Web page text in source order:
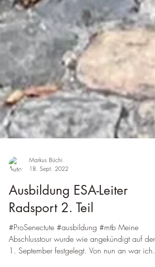
18. Sept. 2022
Ausbildung ESA-Leiter
Radsport 2. Teil
#ProSenectute #ausbildung #mtb Meine